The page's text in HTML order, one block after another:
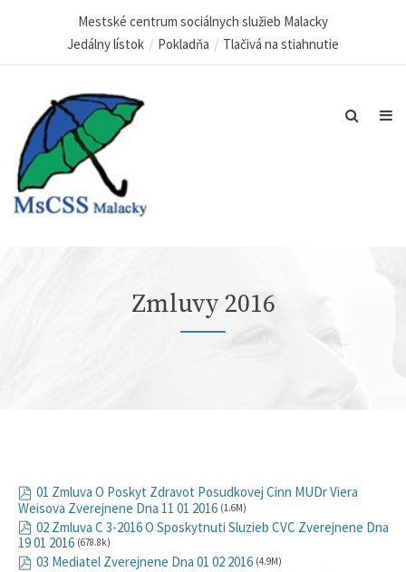
Mestské centrum sociálnych služieb Malacky
Jedálny lístok
Pokladňa Tlačivá na stiahnutie
Zmluvy 2016
01 Zmluva O Poskyt Zdravot Posudkovej Cinn MUDr Viera
Weisova Zverejnene Dna 11 01 2016 (1.6M)
02 Zmluva C 3-2016 O Sposkytnuti Sluzieb CVC Zverejnene Dna
19 01 2016 (678.8k)
03 Mediatel Zverejnene Dna 01 02 2016 (4.9M)